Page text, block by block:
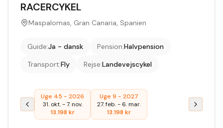
RACERCYKEL
Maspalomas, Gran Canaria, Spanien
Guide:Ja - dansk Pension:Halvpension
Transport:Fly Rejse:Landevejscykel
Uge 45 - 2026
31. okt.-7. nov.
13.198 kr
Uge 9 - 2027
27. feb.- 6. mar.
13.198 kr